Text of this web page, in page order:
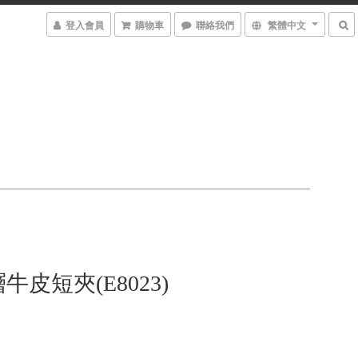
登入會員 購物車 聯絡我們 繁體中文
皮短夾(E8023)